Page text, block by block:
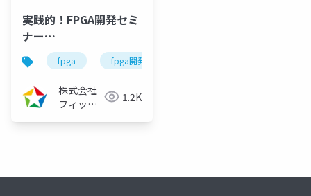
実践的！FPGA開発セミ
ナー
vol.10（2022/05/31）
fpga fpga開発
株式会社
フィック
1.2K